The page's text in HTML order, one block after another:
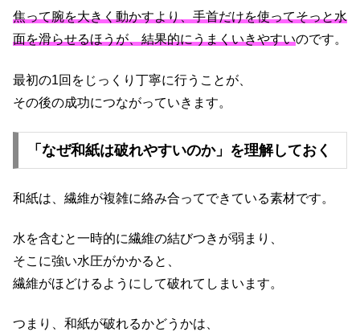
焦って腕を大きく動かすより、手首だけを使ってそっと水
面を滑らせるほうが、結果的にうまくいきやすいのです。
最初の1回をじっくり丁寧に行うことが、
その後の成功につながっていきます。
「なぜ和紙は破れやすいのか」を理解しておく
和紙は、繊維が複雑に絡み合ってできている素材です。
水を含むと一時的に繊維の結びつきが弱まり、
そこに強い水圧がかかると、
繊維がほどけるようにして破れてしまいます。
つまり、和紙が破れるかどうかは、